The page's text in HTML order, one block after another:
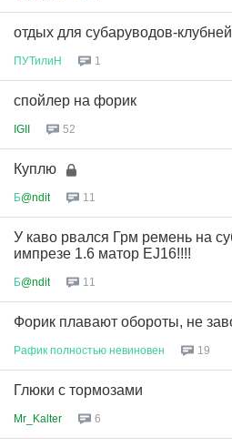
отдых для субаруводов-клубней
ПУТилиН 1
спойлер на форик
IGII 52
Куплю
Б@ndit 11
У каво рвался Грм ремень на
импрезе 1.6 матор EJ16!!!!
Б@ndit 11
Форик плавают обороты, не
Рафик полностью невиновен 19
Глюки с тормозами
Mr_Kalter 6